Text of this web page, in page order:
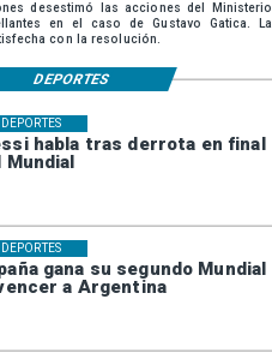
habla tras derrota en final
Mundial
DEPORTES
gana su segundo Mundial
a Argentina
DEPORTES
desestimó las acciones del Ministerio
en el caso de Gustavo Gatica. La
con la resolución.
DEPORTES